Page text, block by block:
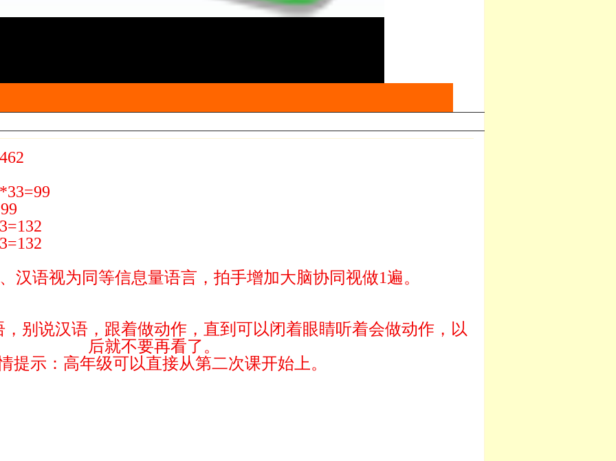
汉语视为同等信息量语言，拍手增加大脑协同视做1遍。
别说汉语，跟着做动作，直到可以闭着眼睛听着会做动作，以
后就不要再看了。
提示：高年级可以直接从第二次课开始上。